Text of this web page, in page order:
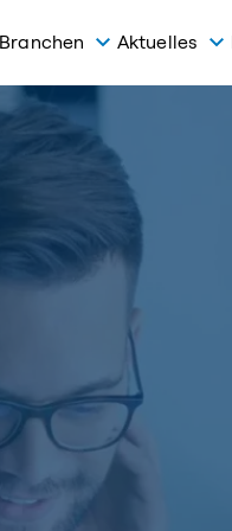
Branchen Aktuelles